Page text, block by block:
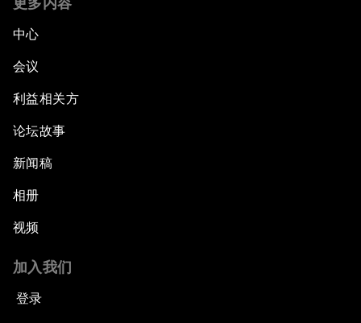
中心
会议
利益相关方
论坛故事
新闻稿
相册
视频
加入我们
登录